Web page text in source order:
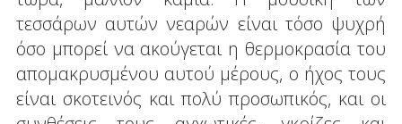
τεσσάρων αυτών νεαρών είναι τόσο ψυχρή
όσο μπορεί να ακούγεται η θερμοκρασία του
απομακρυσμένου αυτού μέρους, ο ήχος τους
είναι σκοτεινός και πολύ προσωπικός, και οι